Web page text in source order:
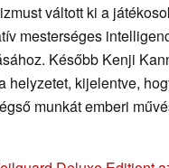
váltott ki a
mesterséges
Később Kenji
helyzetet, kijelentve,
munkát emberi